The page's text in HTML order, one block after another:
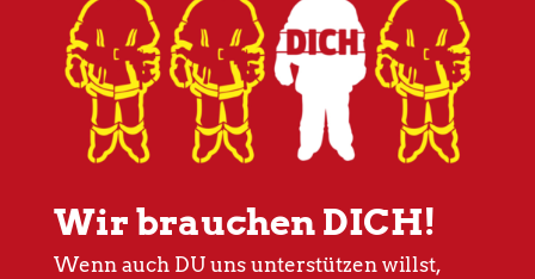
Wir brauchen DICH!
Wenn auch DU uns unterstützen willst,